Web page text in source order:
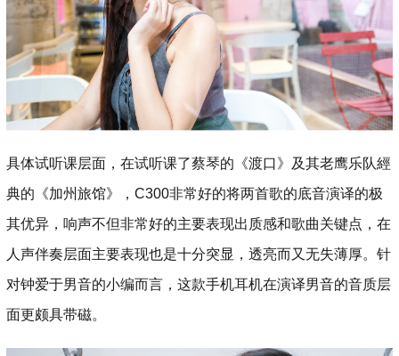
具体试听课层面，在试听课了蔡琴的《渡口》及其老鹰乐队經
典的《加州旅馆》，C300非常好的将两首歌的底音演译的极
其优异，响声不但非常好的主要表现出质感和歌曲关键点，在
人声伴奏层面主要表现也是十分突显，透亮而又无失薄厚。针
对钟爱于男音的小编而言，这款手机耳机在演译男音的音质层
面更颇具带磁。